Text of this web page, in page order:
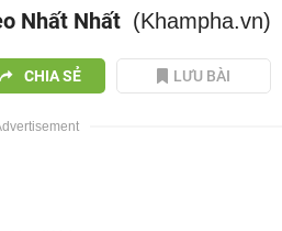
Nhất Nhất (Khampha.vn)
CHIA SẺ LƯU BÀI